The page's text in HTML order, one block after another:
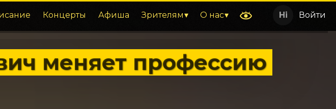
Концерты Афиша Зрителям О нас Войти
меняет профессию